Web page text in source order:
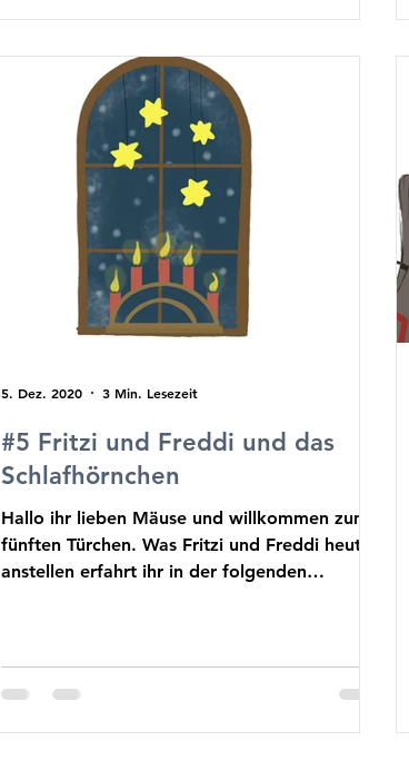
#5 Fritzi und Freddi und das
Schlafhörnchen
Hallo ihr lieben Mäuse und willkommen zum
fünften Türchen. Was Fritzi und Freddi heute
anstellen erfahrt ihr in der folgenden
5. Dez. 2020 3 Min. Lesezeit